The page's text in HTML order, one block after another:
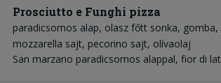
Prosciutto e Funghi pizza
paradicsomos alap olasz főtt sonka gomba
mozzarella sajt pecorino sajt olívaolaj
San marzano paradicsomos alappal, fior di